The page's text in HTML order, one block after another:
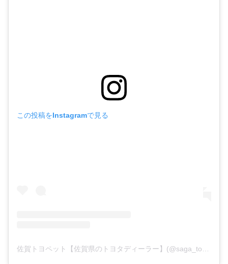
この投稿をInstagramで見る
佐賀トヨペット【佐賀県のトヨタディーラー】(@saga_toyopet)がシェアした投稿